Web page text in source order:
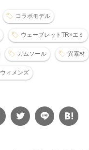
コラボモデル
ウェーブレットTR×エミ
ガムソール 異素材
ウィメンズ